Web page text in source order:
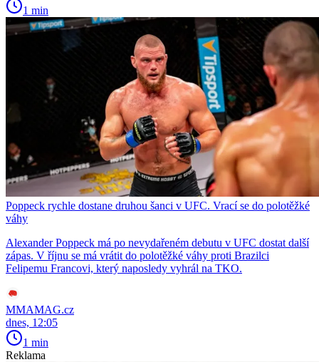
1 min
Poppeck rychle dostane druhou šanci v UFC. Vrací se do polotěžké
váhy
Alexander Poppeck má po nevydařeném debutu v UFC dostat další
zápas. V říjnu se má vrátit do polotěžké váhy proti Brazilci
Felipemu Francovi, který naposledy vyhrál na TKO.
MMAMAG.cz
dnes, 12:05
1 min
Reklama